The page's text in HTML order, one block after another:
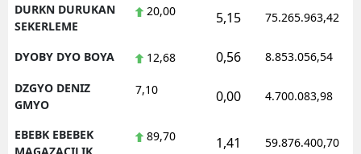
DURKN DURUKAN
SEKERLEME
20,00 5,15 75.265.963,42
DYOBY DYO BOYA 12,68 0,56 8.853.056,54
DZGYO DENIZ
GMYO
7,10 0,00 4.700.083,98
EBEBK EBEBEK
89,70 1,41 59.876.400,70